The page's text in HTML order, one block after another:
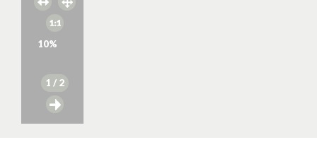
10%
1 / 2